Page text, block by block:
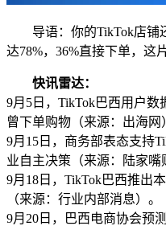
导语：你的TikTok店铺
达78%，36%直接下单，这
快讯雷达：
9月5日，TikTok巴西用户数
曾下单购物（来源：出海网
9月15日，商务部表态支持
业自主决策（来源：陆家嘴
9月18日，TikTok巴西推出
（来源：行业内部消息）。
9月20日，巴西电商协会预